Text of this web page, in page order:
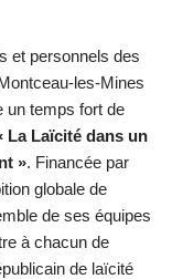
et personnels des
les-Mines
un temps fort de
La Laïcité dans un
». Financée par
globale de
de ses équipes
à chacun de
de laïcité